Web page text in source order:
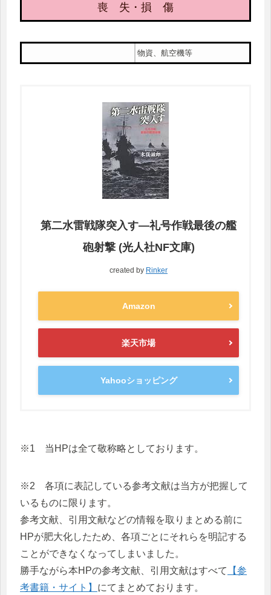
喪 失・損 傷
物資、航空機等
第二水雷戦隊突入す―礼号作戦最後の艦
砲射撃 (光人社NF文庫)
created by Rinker
Amazon
楽天市場
Yahooショッピング
※1 当HPは全て敬称略としております。
※2 各項に表記している参考文献は当方が把握して
いるものに限ります。
参考文献、引用文献などの情報を取りまとめる前に
HPが肥大化したため、各項ごとにそれらを明記する
ことができなくなってしまいました。
勝手ながら本HPの参考文献、引用文献はすべて
【参
考書籍・サイト】 にてまとめております。